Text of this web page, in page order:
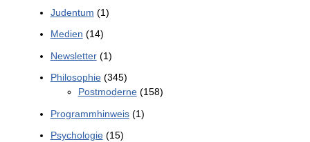
Judentum (1)
Medien (14)
Newsletter(1)
Philosophie(345)
Postmoderne(158)
Programmhinweis(1)
Psychologie(15)